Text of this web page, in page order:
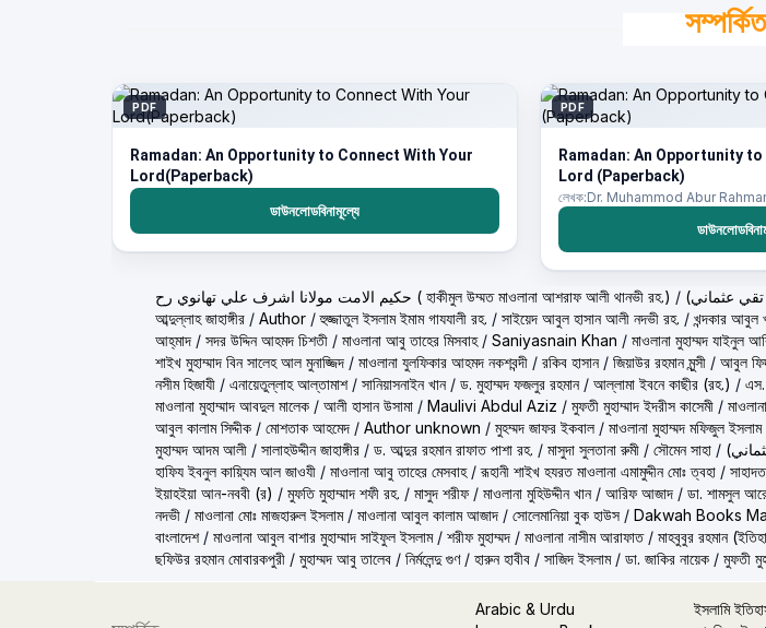
PDF
Ramadan: An Opportunity to Connect With Your
Lord(Paperback)
ডাউনলোডবিনামূল্যে
PDF
Ramadan: An Opportunity
Lord (Paperback)
লেখক:Dr. Muhammod Abur
حكيم الامت مولانا اشرف علي تهانوي رح ( হাকীমুল উম্মত মাওলানা আশরাফ আলী থানভী রহ.) /
আব্দুল্লাহ জাহাঙ্গীর / Author /হুজ্জাতুল ইসলাম ইমাম গাযযালী রহ. / সাইয়েদ আবুল হাসান আলী নদভী রহ. / খন্দকার আবুল
আহ্‌মাদ / সদর উদ্দিন আহমদ চিশতী / মাওলানা আবু তাহের মিসবাহ/ Saniyasnain Khan / মাওলানা মুহাম্মদ যাইনুল
শাইখ মুহাম্মাদ বিন সালেহ আল মুনাজ্জিদ / মাওলানা যুলফিকার আহমদ নকশবন্দী / রকিব হাসান/ জিয়াউর রহমান মুন্সী / আবুল
নসীম হিজাযী / এনায়েতুল্লাহ আল্‌তামাশ/ সানিয়াসনাইন খান/ ড. মুহাম্মদ ফজলুর রহমান/ আল্লামা ইবনে কাছীর (রহ.) / এস.
মাওলানা মুহাম্মাদ আবদুল মালেক / আলী হাসান উসামা / Maulivi Abdul Aziz / মুফতী মুহাম্মাদ ইদরীস কাসেমী /
আবুল কালাম সিদ্দীক / মোশতাক আহমেদ / Author unknown / মুহম্মদ জাফর ইকবাল / মাওলানা মুহাম্মদ মফিজুল ইসলাম
মুহাম্মদ আদম আলী / সালাহউদ্দীন জাহাঙ্গীর / ড. আব্দুর রহমান রাফাত পাশা রহ. / মাসুদা সুলতানা রুমী / সৌমেন সাহা /
হাফিয ইবনুল কায়্যিম আল জাওযী / মাওলানা আবু তাহের মেসবাহ/রূহানী শাইখ হযরত মাওলানা এমামুদ্দীন মোঃ ত্বহা /
ইয়াহইয়া আন-নববী (র) / মুফতি মুহাম্মাদ শফী রহ. / মাসুদ শরীফ/ মাওলানা মুহিউদ্দীন খান/ আরিফ আজাদ / ডা. শামসুল
নদভী / মাওলানা মোঃ মাজহারুল ইসলাম/ মাওলানা আবুল কালাম আজাদ / সোলেমানিয়া বুক হাউস / Dakwah Books
বাংলাদেশ/ মাওলানা আবুল বাশার মুহাম্মাদ সাইফুল ইসলাম/ শরীফ মুহাম্মদ / মাওলানা নাসীম আরাফাত/ মাহবুবুর রহমান
ছফিউর রহমান মোবারকপুরী / মুহাম্মদ আবু তালেব / নির্মলেন্দু গুণ/ হারুন হাবীব / সাজিদ ইসলাম/ ডা. জাকির নায়েক / মুফতী
Arabic & Urdu
ইসলামি